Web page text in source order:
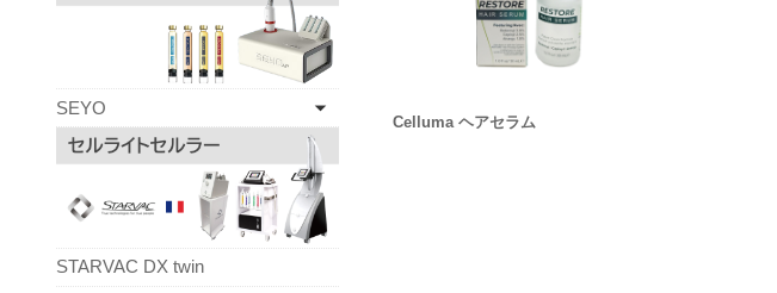
Celluma ヘアセラム
SEYO
STARVAC DX twin